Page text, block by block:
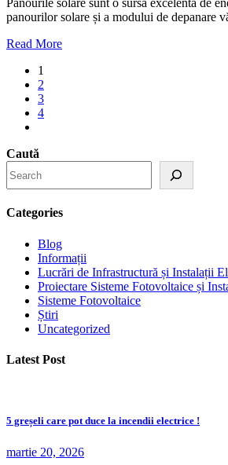
Panourile solare sunt o sursă excelentă de
panourilor solare și a modului de depanare
Read More
1
2
3
4
Caută
Categories
Blog
Informații
Lucrări de Infrastructură și Instalații
Proiectare Sisteme Fotovoltaice și
Sisteme Fotovoltaice
Știri
Uncategorized
Latest Post
5 greșeli care pot duce la incendii electrice !
martie 20, 2026